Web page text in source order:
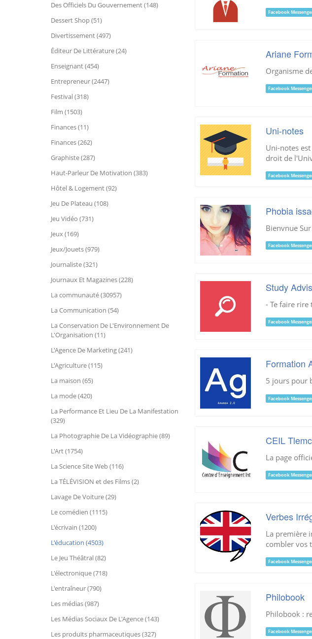
Des Officiels Du Gouvernement (148)
Dessert Shop (51)
Divertissement (497)
Éditeur De Littérature (24)
Enseignant (454)
Entrepreneur (2447)
Festival (318)
Film (1503)
Finances (11)
Finances (262)
Graphiste (287)
Haut-Parleur De Motivation (383)
Hôtel & Logement (92)
Jeu De Plateau (108)
Jeu Vidéo (731)
Jeux (169)
Jeux/Jouets (979)
Journaliste (321)
Journaux Et Magazines (228)
La communauté (30957)
La Communication (54)
La Conservation De L'Environnement De
L'Organisation (11)
L'Agence De Marketing (241)
L'Agriculture (115)
La maison (65)
La mode (420)
La Performance Et Lieu De La Manifestation
(329)
La Photographie De La Vidéographie (89)
L'Art (1754)
La Science Site Web (116)
La TÉLÉVISION et des Films (2)
Lavage De Voiture (29)
Le comédien (1115)
L'écrivain (1200)
L'éducation (4503)
Le Jeu Théâtral (82)
L'électronique (718)
L'entraîneur (790)
Les médias (987)
Les Médias Sociaux De L'Agence (143)
Les produits pharmaceutiques (327)
Facebook
Ariane
Organisme
Facebook
Uni-notes
Uni-notes
droit de
Facebook
Phobia
Bienvnue
Facebook
Study
- Te faire rire
Facebook
Formation
5 jours pour
Facebook
CEIL
La page
Facebook
Verbes
La première
combler vos
Facebook
Philobook
Philobook :
Facebook